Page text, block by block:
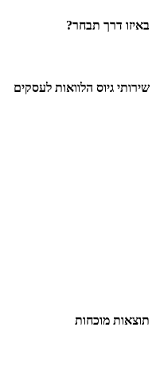
באיזו דרך תבחר?
שירותי גיוס הלוואות לעסקים
תוצאות מוכחות